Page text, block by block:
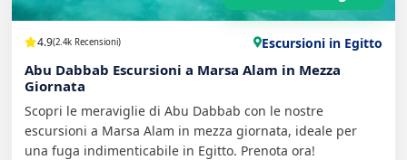
4.9(2.4k Recensioni) Escursioni in Egitto
Abu Dabbab Escursioni a Marsa Alam in Mezza
Giornata
Scopri le meraviglie di Abu Dabbab con le nostre
escursioni a Marsa Alam in mezza giornata, ideale per
una fuga indimenticabile in Egitto. Prenota ora!